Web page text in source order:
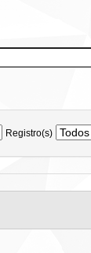
Registro(s)